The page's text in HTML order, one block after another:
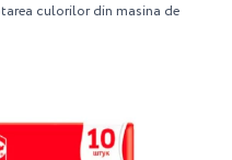
culorilor din masina de